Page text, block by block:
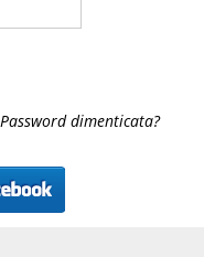
Password dimenticata?